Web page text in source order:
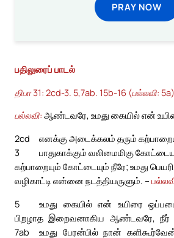
PRAY NOW
பதிலுரைப் பாடல்
திபா 31: 2cd-3. 5,7ab. 15b-16 (பல்லவி: 5a)
பல்லவி: ஆண்டவரே, உமது கையில் என்
2cd
எனக்கு அடைக்கலம் தரும்
பாதுகாக்கும் வலிமைமிகு
3
கற்பாறையும் கோட்டையும் நீரே; உமது
வழிகாட்டி என்னை நடத்தியருளும். –
5
உமது கையில் என் உயிரை
பிறழாத இறைவனாகிய ஆண்டவரே, நீர்
7ab
உமது பேரன்பில் நான்